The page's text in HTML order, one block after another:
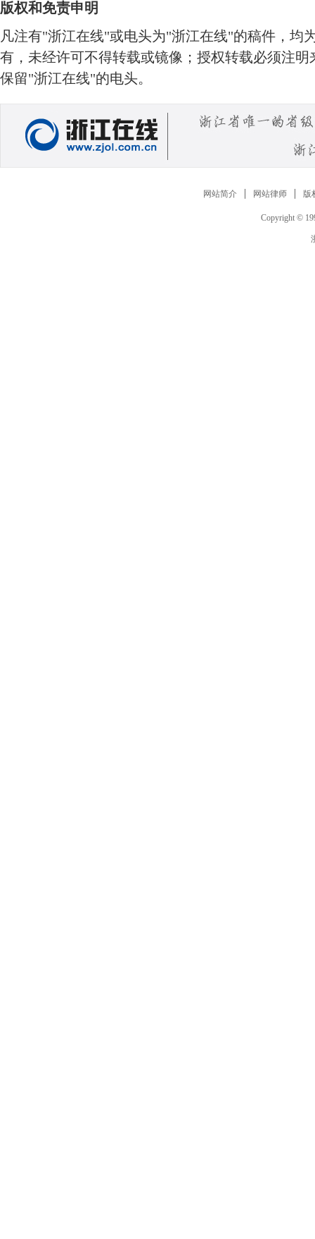
版权和免责申明
凡注有"浙江在线"或电头为"浙江在线"的稿件，均
有，未经许可不得转载或镜像；授权转载必须注
保留"浙江在线"的电头。
网站简介 网站律师 版
Copyright ©